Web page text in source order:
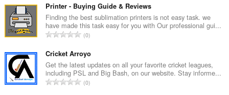
α
θ
μ
ο
λ
ο
γ
ή
ν
ο
λ
ο
α
θ
μ
ο
Printer - Buying Guide & Reviews
Finding the best sublimation printers is not easy task. we
have made this task easy for you with Our professional gui...
Σ
ν
ο
λ
ο
0
Cricket Arroyo
Get the latest updates on all your favorite cricket leagues,
including PSL and Big Bash, on our website. Stay informe...
Σ0